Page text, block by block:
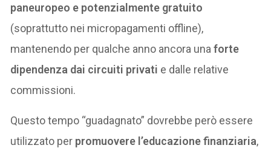
paneuropeo e potenzialmente gratuito
(soprattutto nei micropagamenti offline),
mantenendo per qualche anno ancora unaforte
dipendenza dai circuiti privati e dalle relative
commissioni.
Questo tempo “guadagnato” dovrebbe però essere
utilizzato per promuovere l’educazione finanziaria,